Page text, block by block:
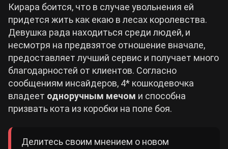
Все игры
Кирара боится, что в случае увольнения ей
придется жить как екаю в лесах королевства.
Девушка рада находиться среди людей, и
несмотря на предвзятое отношение вначале,
предоставляет лучший сервис и получает много
благодарностей от клиентов. Согласно
сообщениям инсайдеров, 4* кошкодевочка
владеет одноручным мечом и способна
призвать кота из коробки на поле боя.
Делитесь своим мнением о новом